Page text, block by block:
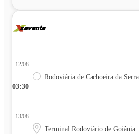
03:30
12/08
Rodoviária de Cachoeira da Serra
13/08
Terminal Rodoviário de Goiânia